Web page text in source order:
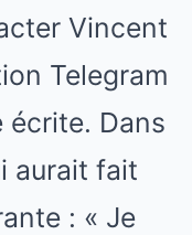
Vincent
Telegram
Dans
aurait fait
: « Je